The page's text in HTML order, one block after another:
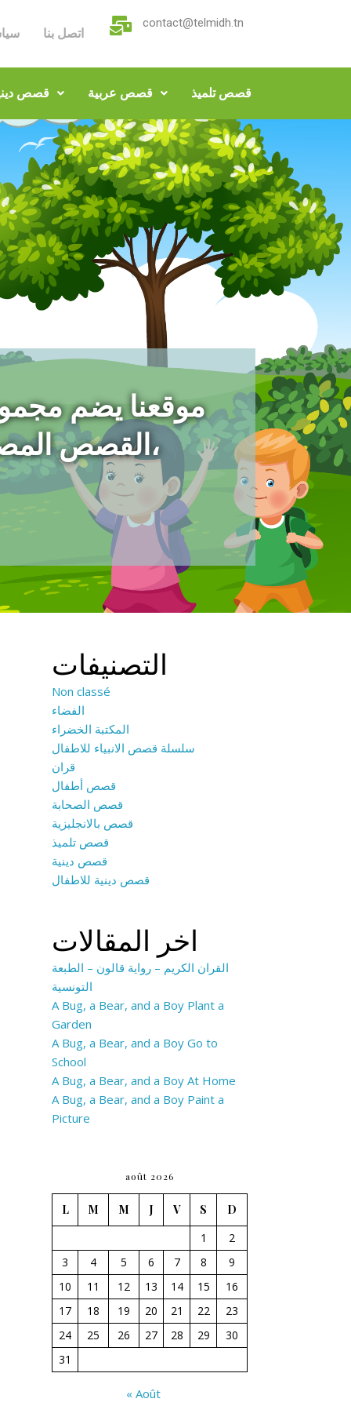
اتصل بنا
contact@telmidh.tn
قصص قصص عربية قصص تلميذ
موقعنا يضم
،القصص
التصنيفات
Non classé
الفضاء
المكتبة الخضراء
سلسلة قصص الانبياء للاطفال
قران
قصص أطفال
قصص الصحابة
قصص بالانجليزية
قصص تلميذ
قصص دينية
قصص دينية للاطفال
اخر المقالات
القران الكريم – رواية قالون – الطبعة
التونسية
A Bug, a Bear, and a Boy Plant a
Garden
A Bug, a Bear, and a Boy Go to
School
A Bug, a Bear, and a Boy At Home
A Bug, a Bear, and a Boy Paint a
Picture
août 2026
L M M J V S
D
1
2
3
4 5 6 7 8
9
10
11 12 13 14 15
16
17
18 19 20 21 22
23
24
25 26 27 28 29
30
31
« Août